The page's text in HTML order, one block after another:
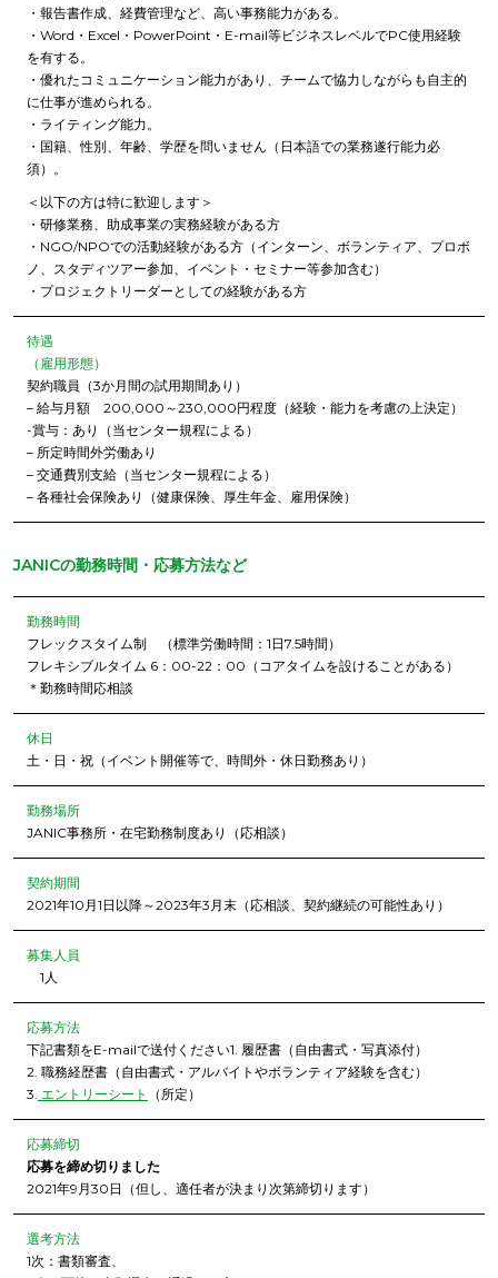
・報告書作成、経費管理など、高い事務能力がある。
・Word・Excel・PowerPoint・E-mail等ビジネスレベルでPC使用経験
を有する。
・優れたコミュニケーション能力があり、チームで協力しながらも自主的
に仕事が進められる。
・ライティング能力。
・国籍、性別、年齢、学歴を問いません（日本語での業務遂行能力必
須）。
＜以下の方は特に歓迎します＞
・研修業務、助成事業の実務経験がある方
・NGO/NPOでの活動経験がある方（インターン、ボランティア、プロボ
ノ、スタディツアー参加、イベント・セミナー等参加含む）
・プロジェクトリーダーとしての経験がある方
待遇
（雇用形態）
契約職員（3か月間の試用期間あり）
– 給与月額 200,000～230,000円程度（経験・能力を考慮の上決定）
-賞与：あり（当センター規程による）
– 所定時間外労働あり
– 交通費別支給（当センター規程による）
– 各種社会保険あり（健康保険、厚生年金、雇用保険）
JANICの勤務時間・応募方法など
勤務時間
フレックスタイム制 （標準労働時間：1日7.5時間）
フレキシブルタイム 6：00-22：00（コアタイムを設けることがある）
＊勤務時間応相談
休日
土・日・祝（イベント開催等で、時間外・休日勤務あり）
勤務場所
JANIC事務所・在宅勤務制度あり（応相談）
契約期間
2021年10月1日以降～2023年3月末（応相談、契約継続の可能性あり）
募集人員
1人
応募方法
下記書類をE-mailで送付ください1. 履歴書（自由書式・写真添付）
2. 職務経歴書（自由書式・アルバイトやボランティア経験を含む）
3. エントリーシート （所定）
応募締切
応募を締め切りました
2021年9月30日（但し、適任者が決まり次第締切ります）
選考方法
1次：書類審査、